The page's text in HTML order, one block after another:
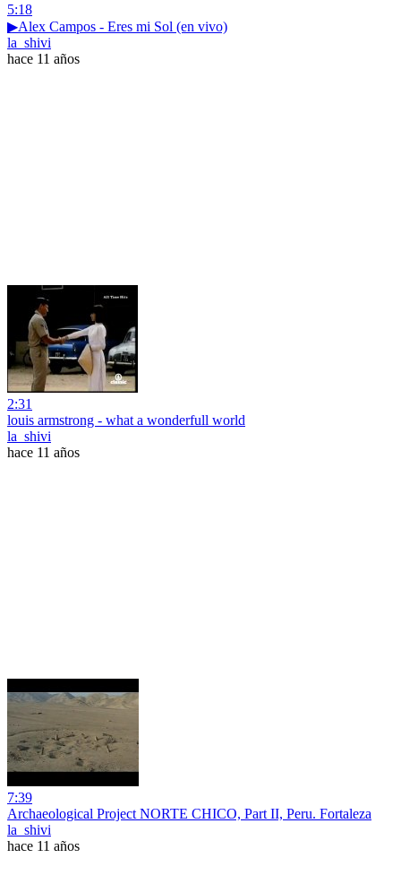
5:18
▶Alex Campos - Eres mi Sol (en vivo)
la_shivi
hace 11 años
2:31
louis armstrong - what a wonderfull world
la_shivi
hace 11 años
7:39
Archaeological Project NORTE CHICO, Part II, Peru. Fortaleza
la_shivi
hace 11 años